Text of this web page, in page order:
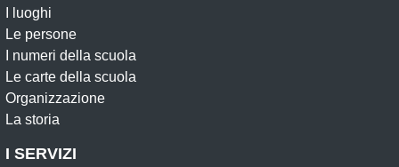
I luoghi
Le persone
I numeri della scuola
Le carte della scuola
Organizzazione
La storia
I SERVIZI